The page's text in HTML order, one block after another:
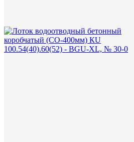
Высота (H), мм
Масса, кг